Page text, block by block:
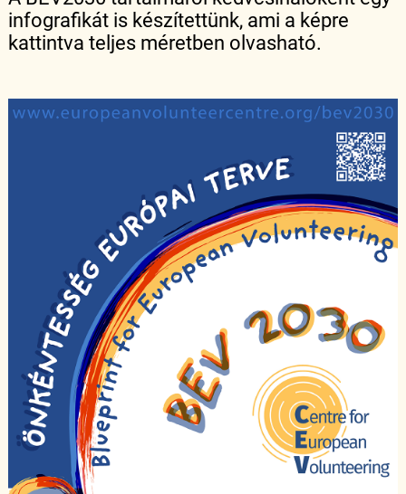
infografikát is készítettünk, ami a képre
kattintva teljes méretben olvasható.